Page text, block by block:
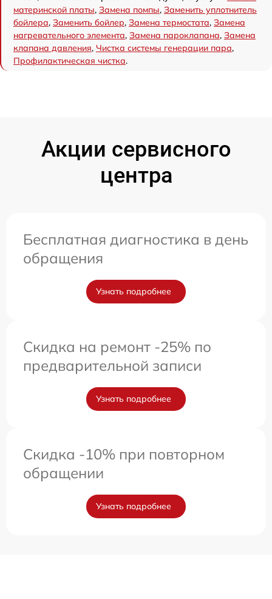
материнской платы, Замена помпы, Заменить уплотнитель
бойлера, Заменить бойлер, Замена термостата, Замена
нагревательного элемента, Замена пароклапана, Замена
клапана давления, Чистка системы генерации пара,
Профилактическая чистка.
Акции сервисного
центра
Бесплатная диагностика в день
обращения
Узнать подробнее
Скидка на ремонт -25% по
предварительной записи
Узнать подробнее
Скидка -10% при повторном
обращении
Узнать подробнее